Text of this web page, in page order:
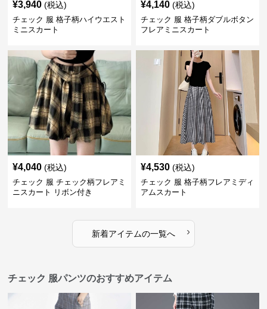
¥3,940 (税込)
チェック 服 格子柄ハイウエスト
ミニスカート
¥4,140 (税込)
チェック 服 格子柄ダブルボタン
フレアミニスカート
¥4,040 (税込)
チェック 服 チェック柄フレアミ
ニスカート リボン付き
¥4,530 (税込)
チェック 服 格子柄フレアミディ
アムスカート
新着アイテムの一覧へ ›
チェック 服パンツのおすすめアイテム